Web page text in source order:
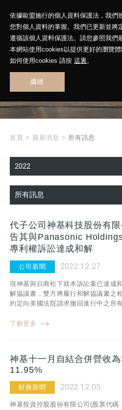
依據歐盟施行的個人資料保護法，我們
您對個人資料的掌握。我們已更新並將
遵循該個人資料保護法。請您參照我們
本網站使用cookies以提供更好的瀏覽
如何使用cookies 請按 這裏。
繼續
WHAT'S
首頁 > 最新消息 > 所有訊息
2022
所有訊息
代子公司神基科技股份有
告其與Panasonic
專利權訴訟達成和解
公司新聞 2022.12.27
現神基與日商松下就本訴訟案已達成
解協議書，雙方將履行和解協議書之
約定向美國法院請求撤回進行中之所
了解更多
神基十一月自結合併營收
11.95%
財務新聞 2022.12.05
神基投資控股股份有限公司(股票代